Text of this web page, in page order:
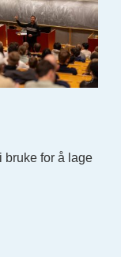
bruke for å lage